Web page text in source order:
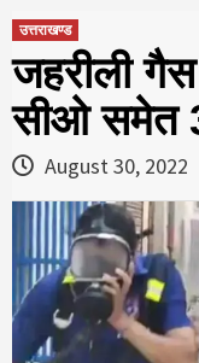
उत्तराखण्ड
जहरीली
सीओ समेत
August 30, 2022